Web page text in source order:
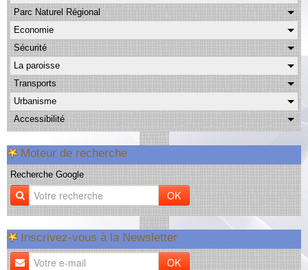
Parc Naturel Régional
Economie
Sécurité
La paroisse
Transports
Urbanisme
Accessibilité
Moteur de recherche
Recherche Google
OK
Inscrivez-vous à la Newsletter
OK